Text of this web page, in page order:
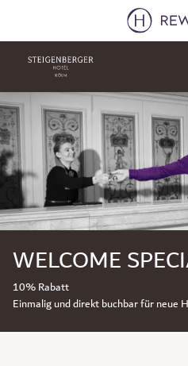
Dia 1 von 1
WELCOME
10% Rabatt
Einmalig und direkt buchbar für neue